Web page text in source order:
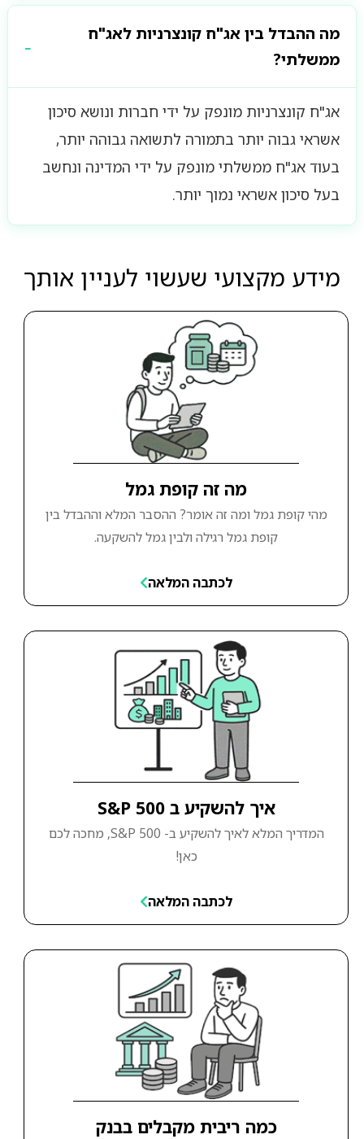
מה ההבדל בין אג"ח קונצרניות לאג"ח
ממשלתי?
אג"ח קונצרניות מונפק על ידי חברות ונושא סיכון
אשראי גבוה יותר בתמורה לתשואה גבוהה יותר,
בעוד אג"ח ממשלתי מונפק על ידי המדינה ונחשב
בעל סיכון אשראי נמוך יותר.
מידע מקצועי שעשוי לעניין אותך
מה זה קופת גמל
מהי קופת גמל ומה זה אומר? ההסבר המלא וההבדל בין
קופת גמל רגילה ולבין גמל להשקעה.
לכתבה המלאה
איך להשקיע ב S&P 500
המדריך המלא לאיך להשקיע ב- S&P 500, מחכה לכם
כאן!
לכתבה המלאה
כמה ריבית מקבלים בבנק